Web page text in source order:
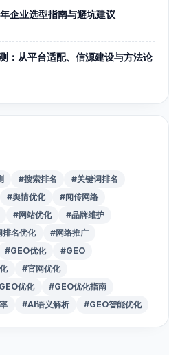
企业选型指南与避坑建议
：从平台适配、信源建设与方法论
#搜索排名
#关键词排名
#舆情优化
#闻传网络
#网站优化
#品牌维护
名优化
#网络推广
#GEO优化
#GEO
#官网优化
优化
#GEO优化指南
#AI语义解析 #GEO智能优化